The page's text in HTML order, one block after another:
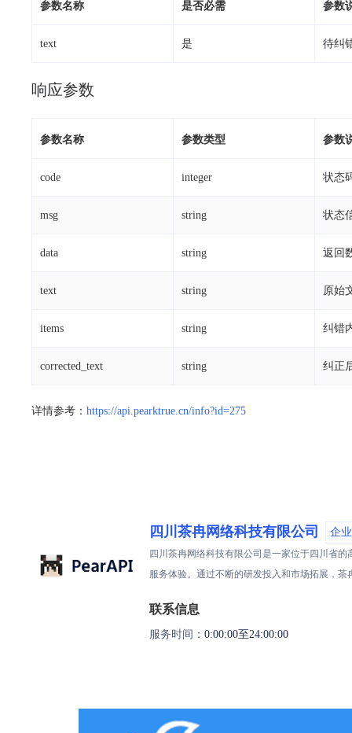
参数名称 是否必需 参数
text 是 待纠
响应参数
参数名称 参数类型 参数
code integer 状态
msg string 状态
data string 返回
text string 原始
items string 纠错
corrected_text string 纠正
详情参考： https://api.pearktrue.cn/info?id=275
四川茶冉网络科技有限公司 企业
四川茶冉网络科技有限公司是一家位于四川省
服务体验。通过不断的研发投入和市场拓展，
联系信息
服务时间： 0:00:00至24:00:00